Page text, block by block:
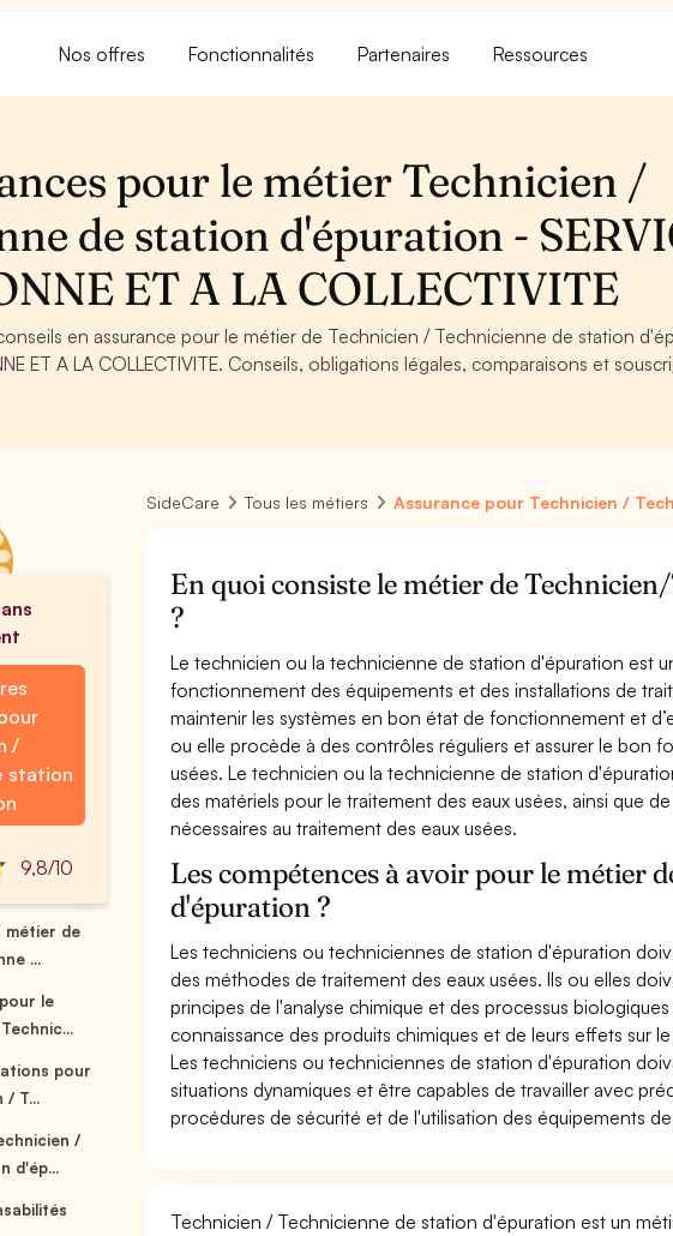
Nos offres Fonctionnalités Partenaires Ressources
pour le métier Technicien /
de station d'épuration -
ET A LA COLLECTIVITE
en assurance pour le métier de Technicien / Technicienne de station
ET A LA COLLECTIVITE. Conseils, obligations légales, comparaisons et
/
station
9,8/10
métier de
...
le
pour
/ T...
/
d'ép...
SideCare Tous les métiers Assurance pour Technicien /
En quoi consiste le métier de
?
Le technicien ou la technicienne de station d'épuration est
fonctionnement des équipements et des installations de
maintenir les systèmes en bon état de fonctionnement et
ou elle procède à des contrôles réguliers et assurer le bon
usées. Le technicien ou la technicienne de station
des matériels pour le traitement des eaux usées, ainsi que
nécessaires au traitement des eaux usées.
Les compétences à avoir pour le métier
d'épuration ?
Les techniciens ou techniciennes de station d'épuration
des méthodes de traitement des eaux usées. Ils ou elles
principes de l'analyse chimique et des processus
connaissance des produits chimiques et de leurs effets sur
Les techniciens ou techniciennes de station d'épuration
situations dynamiques et être capables de travailler avec
procédures de sécurité et de l'utilisation des équipements
Technicien / Technicienne de station d'épuration est un